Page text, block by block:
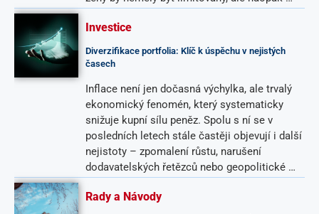
Investice
Diverzifikace portfolia: Klíč k úspěchu v nejistých
časech
Inflace není jen dočasná výchylka, ale trvalý
ekonomický fenomén, který systematicky
snižuje kupní sílu peněz. Spolu s ní se v
posledních letech stále častěji objevují i další
nejistoty – zpomalení růstu, narušení
dodavatelských řetězců nebo geopolitické …
Rady a Návody